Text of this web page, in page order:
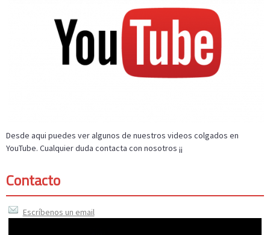
Desde aqui puedes ver algunos de nuestros videos colgados en
YouTube. Cualquier duda contacta con nosotros ¡¡
Contacto
Escríbenos un email